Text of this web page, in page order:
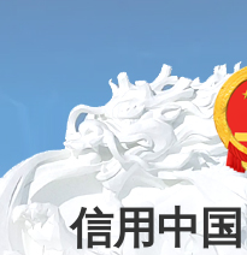
信用中